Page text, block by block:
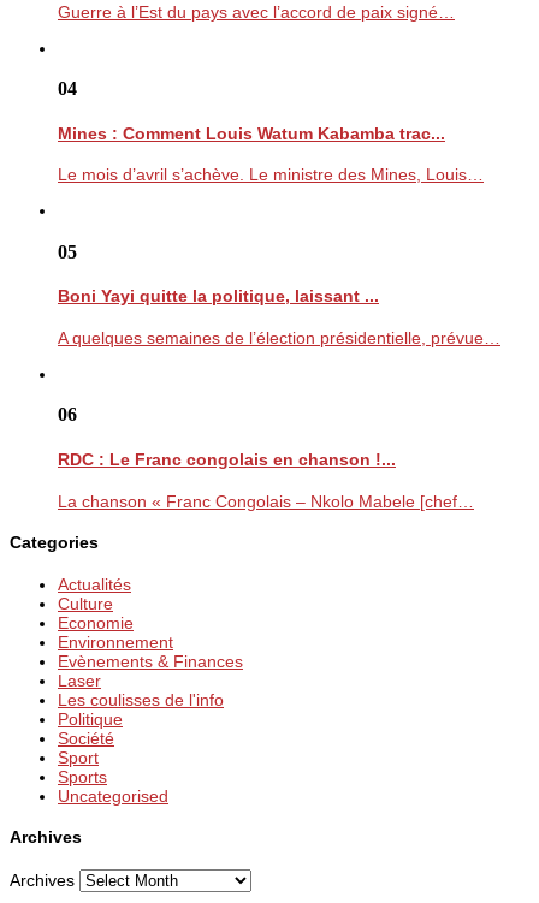
Guerre à l’Est du pays avec l’accord de paix signé…
04
Mines : Comment Louis Watum Kabamba trac...
Le mois d’avril s’achève. Le ministre des Mines, Louis…
05
Boni Yayi quitte la politique, laissant ...
A quelques semaines de l’élection présidentielle, prévue…
06
RDC : Le Franc congolais en chanson !...
La chanson « Franc Congolais – Nkolo Mabele [chef…
Categories
Actualités
Culture
Economie
Environnement
Evènements & Finances
Laser
Les coulisses de l'info
Politique
Société
Sport
Sports
Uncategorised
Archives
Archives